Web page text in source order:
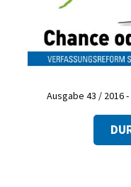
Ausgabe 43 / 2016